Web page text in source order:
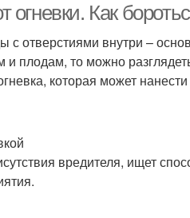
огневки. Как
с отверстиями внутри –
плодам, то можно
которая может
вредителя, ищет